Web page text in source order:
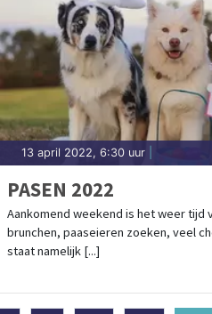
13 april 2022, 6:30 uur
PASEN 2022
Aankomend weekend is het weer
brunchen, paaseieren zoeken, veel
staat namelijk [...]